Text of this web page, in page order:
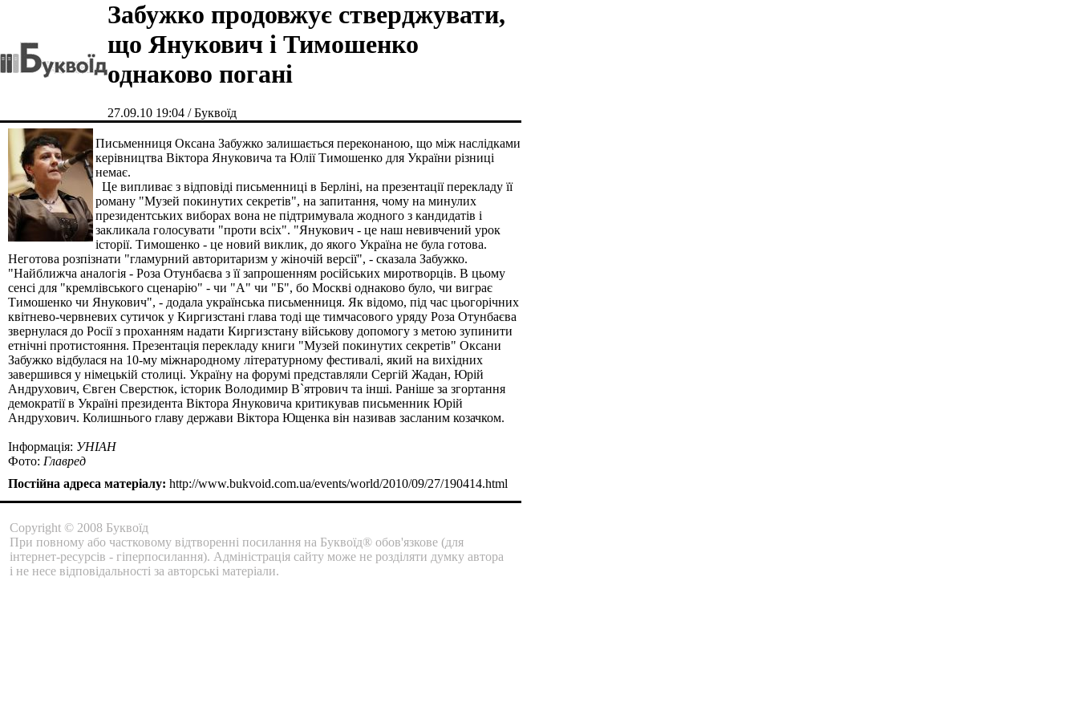
Забужко продовжує стверджувати,
що Янукович і Тимошенко
однаково погані
27.09.10 19:04 / Буквоїд
Письменниця Оксана Забужко залишається переконаною, що між наслідками
керівництва Віктора Януковича та Юлії Тимошенко для України різниці
немає.
Це випливає з відповіді письменниці в Берліні, на презентації перекладу її
роману "Музей покинутих секретів", на запитання, чому на минулих
президентських виборах вона не підтримувала жодного з кандидатів і
закликала голосувати "проти всіх". "Янукович - це наш невивчений урок
історії. Тимошенко - це новий виклик, до якого Україна не була готова.
Неготова розпізнати "гламурний авторитаризм у жіночій версії", - сказала Забужко.
"Найближча аналогія - Роза Отунбаєва з її запрошенням російських миротворців. В цьому
сенсі для "кремлівського сценарію" - чи "А" чи "Б", бо Москві однаково було, чи виграє
Тимошенко чи Янукович", - додала українська письменниця. Як відомо, під час цьогорічних
квітнево-червневих сутичок у Киргизстані глава тоді ще тимчасового уряду Роза Отунбаєва
звернулася до Росії з проханням надати Киргизстану військову допомогу з метою зупинити
етнічні протистояння. Презентація перекладу книги "Музей покинутих секретів" Оксани
Забужко відбулася на 10-му міжнародному літературному фестивалі, який на вихідних
завершився у німецькій столиці. Україну на форумі представляли Сергій Жадан, Юрій
Андрухович, Євген Сверстюк, історик Володимир В`ятрович та інші. Раніше за згортання
демократії в Україні президента Віктора Януковича критикував письменник Юрій
Андрухович. Колишнього главу держави Віктора Ющенка він називав засланим козачком.
Інформація: УНІАН
Фото: Главред
Постійна адреса матеріалу: http://www.bukvoid.com.ua/events/world/2010/09/27/190414.html
Copyright © 2008 Буквоїд
При повному або частковому відтворенні посилання на Буквоїд® обов'язкове (для
інтернет-ресурсів - гіперпосилання). Адміністрація сайту може не розділяти думку автора
і не несе відповідальності за авторські матеріали.